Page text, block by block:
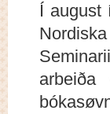
Í august